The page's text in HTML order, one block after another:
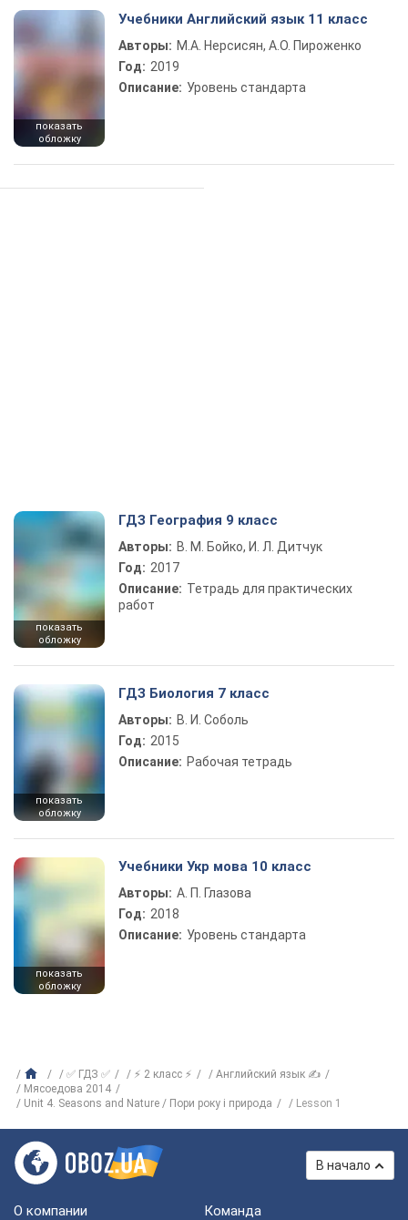
показать
обложку
Учебники Английский язык 11 класс
Авторы: М.А. Нерсисян, А.О. Пироженко
Год: 2019
Описание: Уровень стандарта
показать
обложку
ГДЗ География 9 класс
Авторы: В. М. Бойко, И. Л. Дитчук
Год: 2017
Описание: Тетрадь для практических
работ
показать
обложку
ГДЗ Биология 7 класс
Авторы: В. И. Соболь
Год: 2015
Описание: Рабочая тетрадь
показать
обложку
Учебники Укр мова 10 класс
Авторы: А. П. Глазова
Год: 2018
Описание: Уровень стандарта
✅ ГДЗ ✅ ⚡ 2 класс ⚡
Английский язык ✍
Мясоедова 2014
Unit 4. Seasons and Nature / Пори року і природа
Lesson 1
В начало
О компании Команда